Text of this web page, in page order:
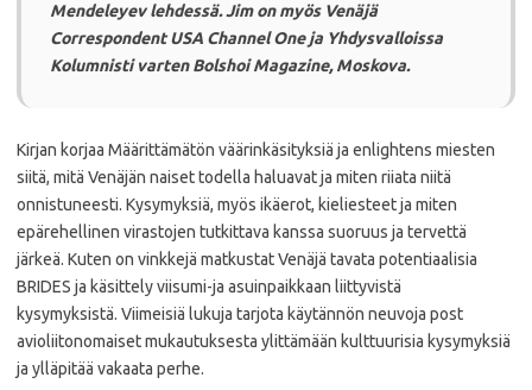
Mendeleyev lehdessä.Jim on myös Venäjä
Correspondent USA Channel One ja Yhdysvalloissa
Kolumnisti varten Bolshoi Magazine, Moskova.
Kirjan korjaa Määrittämätön väärinkäsityksiä ja enlightens miesten
siitä, mitä Venäjän naiset todella haluavat ja miten riiata niitä
onnistuneesti. Kysymyksiä, myös ikäerot, kieliesteet ja miten
epärehellinen virastojen tutkittava kanssa suoruus ja tervettä
järkeä. Kuten on vinkkejä matkustat Venäjä tavata potentiaalisia
BRIDES ja käsittely viisumi-ja asuinpaikkaan liittyvistä
kysymyksistä. Viimeisiä lukuja tarjota käytännön neuvoja post
avioliitonomaiset mukautuksesta ylittämään kulttuurisia kysymyksiä
ja ylläpitää vakaata perhe.